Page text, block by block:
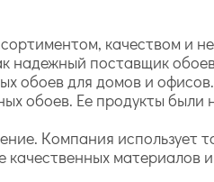
качеством и
надежный поставщик
обоев для домов и
обоев. Ее продукты были
Компания использует
качественных материалов